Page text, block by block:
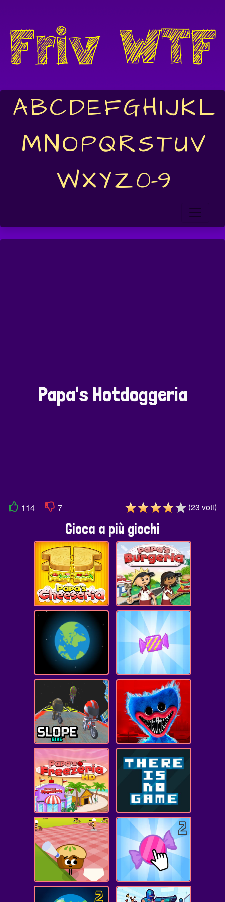
ABCDEFGHIJKL
MNOPQRSTUV
WXYZ0-9
Papa's Hotdoggeria
114 7 (23 voti)
Gioca a più giochi